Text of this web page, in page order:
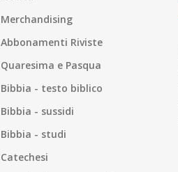
Merchandising
Abbonamenti Riviste
Quaresima e Pasqua
Bibbia - testo biblico
Bibbia - sussidi
Bibbia - studi
Catechesi